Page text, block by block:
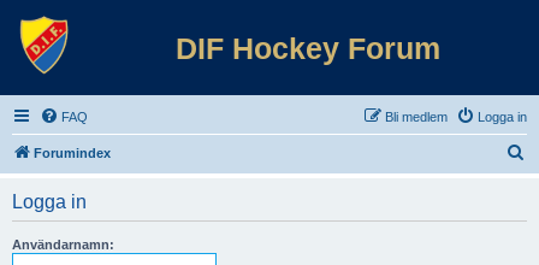
DIF Hockey Forum
FAQ Logga in
Bli medlem
Forumindex
Logga in
Användarnamn: